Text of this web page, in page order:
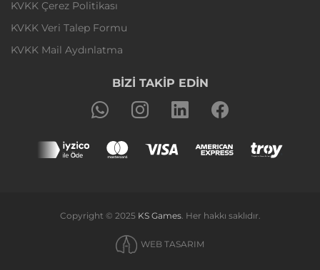
KVKK Çerez Politikası
KVKK Veri Talep Formu
KVKK Mail Aydınlatma
BİZİ TAKİP EDİN
Copyright © 2025 KS Games. Her hakkı saklıdır.
WEB TASARIM